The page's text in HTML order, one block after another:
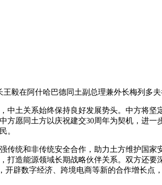
毅在阿什哈巴德同土副总理兼外长梅列多夫
中土关系始终保持良好发展势头。中方将
愿同土方以庆祝建交30周年为契机，进
。
统和非传统安全合作，助力土方维护国
造能源领域长期战略伙伴关系。双方还
辟数字经济、跨境电商等新的合作增长点